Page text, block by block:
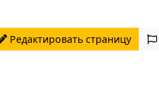
Редактировать страницу